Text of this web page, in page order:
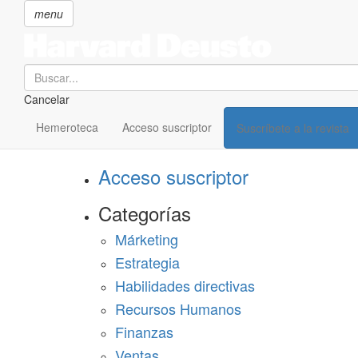
menu
Search
Cancelar
Hemeroteca Acceso suscriptor Suscríbete a la revista
SECCIONES
Suscríbete a Harvard Deusto
Acceso suscriptor
Categorías
Márketing
Estrategia
Habilidades directivas
Recursos Humanos
Finanzas